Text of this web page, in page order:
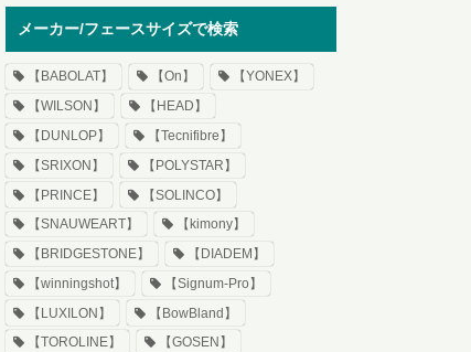
メーカー/フェースサイズで検索
【BABOLAT】 【On】
【YONEX】
【WILSON】
【HEAD】
【DUNLOP】
【Tecnifibre】
【SRIXON】
【POLYSTAR】
【PRINCE】
【SOLINCO】
【SNAUWEART】
【kimony】
【BRIDGESTONE】
【DIADEM】
【winningshot】
【Signum-Pro】
【LUXILON】
【BowBland】
【TOROLINE】
【GOSEN】